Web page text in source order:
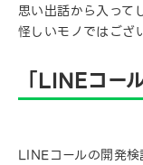
思い出話から入って
怪しいモノではござ
「LINEコー
LINEコールの開発